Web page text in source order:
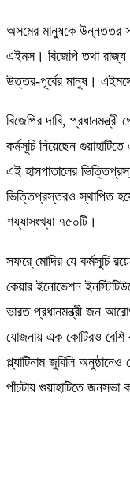
অসমের মানুষকে উন্নততর
এইমস। বিজেপি তথা
উত্তর-পূর্বের মানুষ।
বিজেপির দাবি,
কর্মসূচি নিয়েছেন
এই হাসপাতালের
ভিত্তিপ্রস্তরও স্থাপিত
শয্যাসংখ্যা ৭৫০টি।
সফরে্ মোদির যে কর্মসূচি
কেয়ার ইনোভেশন
ভারত প্রধানমন্ত্রী জন
যোজনায় এক কোটিরও বেশি
প্ল্যাটিনাম জুবিলি
পাঁচটায় গুয়াহাটিতে জনসভা